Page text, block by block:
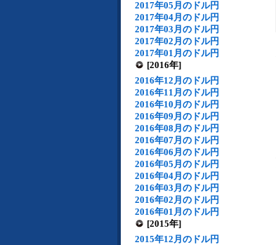
2017年05月のドル円
2017年04月のドル円
2017年03月のドル円
2017年02月のドル円
2017年01月のドル円
[2016年]
2016年12月のドル円
2016年11月のドル円
2016年10月のドル円
2016年09月のドル円
2016年08月のドル円
2016年07月のドル円
2016年06月のドル円
2016年05月のドル円
2016年04月のドル円
2016年03月のドル円
2016年02月のドル円
2016年01月のドル円
[2015年]
2015年12月のドル円